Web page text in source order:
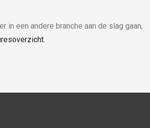
in een andere branche aan de slag gaan,